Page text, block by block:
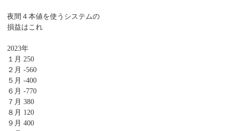
夜間４本値を使うシステムの
損益はこれ
2023年
１月 250
２月 -560
５月 -400
６月 -770
７月 380
８月 120
９月 400